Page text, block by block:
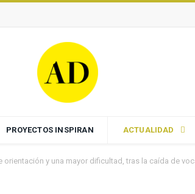
PROYECTOS INSPIRAN ACTUALIDAD
orientación y una mayor dificultad, tras la caída de